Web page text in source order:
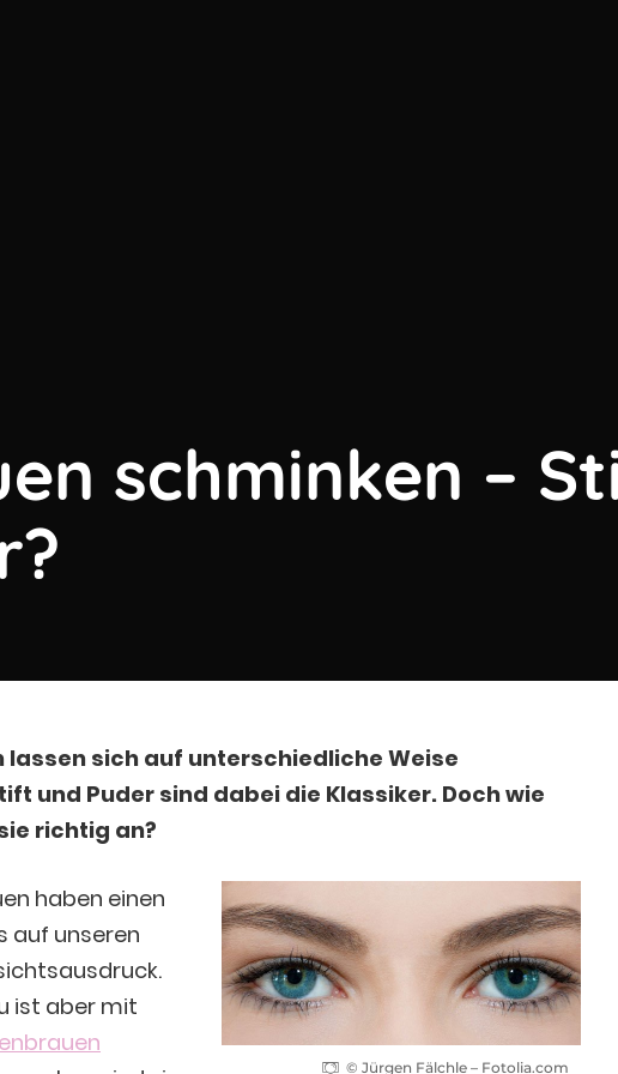
schminken –
lassen sich auf unterschiedliche Weise
und Puder sind dabei die Klassiker. Doch wie
richtig an?
© Jürgen Fälchle – Fotolia.com
haben einen
auf unseren
ist aber mit